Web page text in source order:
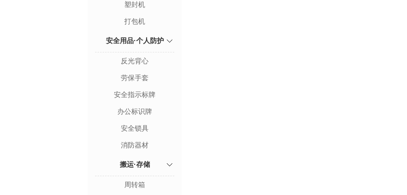
塑封机
打包机
安全用品·个人防护
反光背心
劳保手套
安全指示标牌
办公标识牌
安全锁具
消防器材
搬运·存储
周转箱